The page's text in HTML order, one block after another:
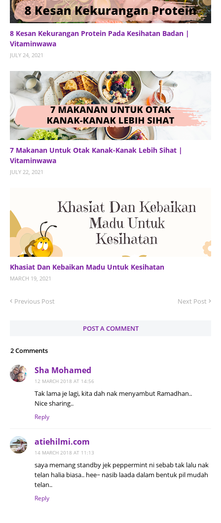
8 Kesan Kekurangan Protein Pada Kesihatan Badan |
Vitaminwawa
JULY 24, 2021
7 Makanan Untuk Otak Kanak-Kanak Lebih Sihat |
Vitaminwawa
JULY 22, 2021
Khasiat Dan Kebaikan Madu Untuk Kesihatan
MARCH 19, 2021
Previous Post Next Post
POST A COMMENT
2 Comments
Sha Mohamed
12 MARCH 2018 AT 14:56
Tak lama je lagi, kita dah nak menyambut Ramadhan..
Nice sharing..
Reply
atiehilmi.com
14 MARCH 2018 AT 11:13
saya memang standby jek peppermint ni sebab tak lalu nak
telan halia biasa.. hee~ nasib laada dalam bentuk pil mudah
telan..
Reply